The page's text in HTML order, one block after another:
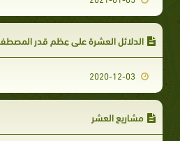
الدلائل العشرة على عِظم قدر
مشاريع العشر